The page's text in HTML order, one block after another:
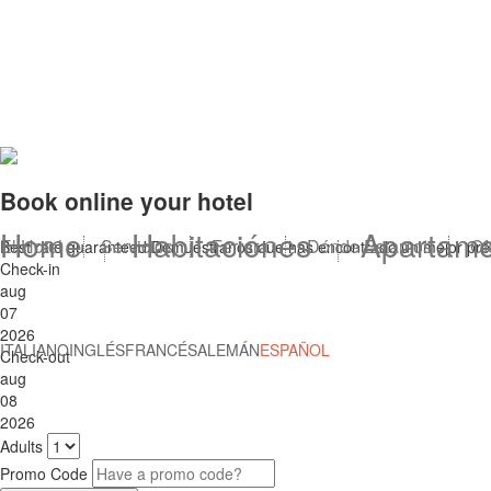
Home Habitaciónes
El Hotel Servicios Ferrara Dónde Estamos
ITALIANOINGLÉSFRANCÉSALEMÁNESPAÑOL
Book online your hotel
Best rate guaranteedDemuéstranos que has encontrado un mejor
Check-in
aug
07
2026
Check-out
aug
08
2026
Adults
Promo Code